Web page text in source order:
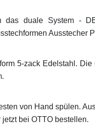
das duale System -
Ausstecher
5-zack Edelstahl.
von Hand spülen.
bei OTTO bestellen.